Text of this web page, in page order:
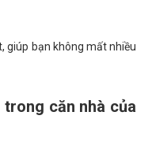
giúp bạn không mất nhiều
căn nhà của